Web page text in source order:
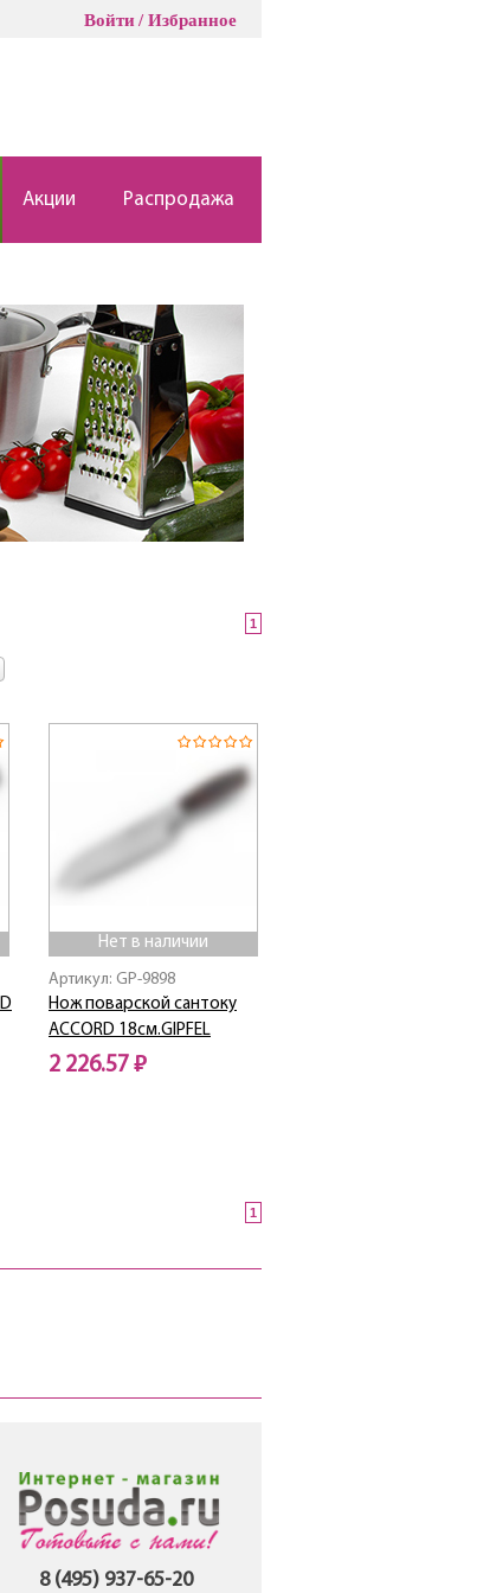
Войти Избранное
Акции Распродажа
1
Нет в наличии
Артикул: GP-9898
Нож поварской сантоку
ACCORD 18см.GIPFEL
2 226.57 ₽
1
8 (495) 937-65-20